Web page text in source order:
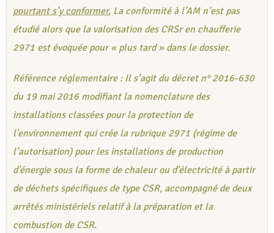
pourtant s’y conformer. La conformité à l’AM n’est pas
étudié alors que la valorisation des CRSr en chaufferie
2971 est évoquée pour « plus tard » dans le dossier.
Référence réglementaire : Il s’agit du décret n° 2016-630
du 19 mai 2016 modifiant la nomenclature des
installations classées pour la protection de
l'environnement qui crée la rubrique 2971 (régime de
l’autorisation) pour les installations de production
d'énergie sous la forme de chaleur ou d'électricité à partir
de déchets spécifiques de type CSR, accompagné de deux
arrêtés ministériels relatif à la préparation et la
combustion de CSR.